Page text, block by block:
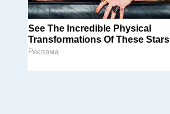
See The Incredible Physical
Transformations Of These Stars
Реклама